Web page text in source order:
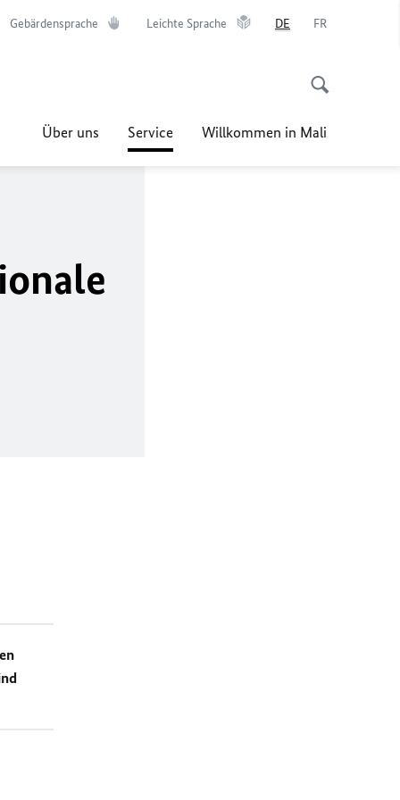
Gebärdensprache Leichte Sprache DE FR
Über uns Service Willkommen in Mali